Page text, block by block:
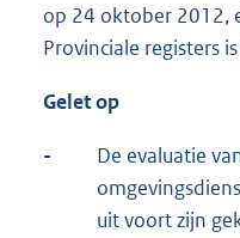
op 24 oktober 2012,
Provinciale registers
Gelet op
-
De evaluatie
uit voort zijn